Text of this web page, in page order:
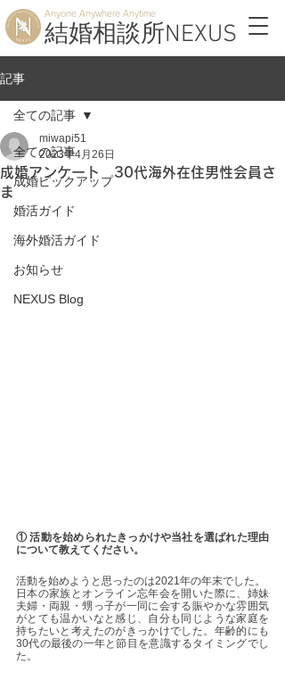
Anyone Anywhere Anytime
結婚相談所NEXUS
記事
全ての記事
成婚ピックアップ
婚活ガイド
海外婚活ガイド
お知らせ
NEXUS Blog
全ての記事
成婚アンケート 30代海外在住男性会員さ
ま
miwapi51
2023年4月26日
① 活動を始められたきっかけや当社を選ばれた理由
について教えてください。
活動を始めようと思ったのは2021年の年末でした。
日本の家族とオンライン忘年会を開いた際に、姉妹
夫婦・両親・甥っ子が一同に会する賑やかな雰囲気
がとても温かいなと感じ、自分も同じような家庭を
持ちたいと考えたのがきっかけでした。年齢的にも
30代の最後の一年と節目を意識するタイミングでし
た。